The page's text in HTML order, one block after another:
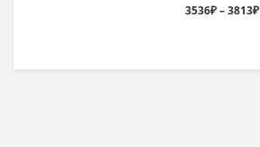
3536₽ – 3813₽